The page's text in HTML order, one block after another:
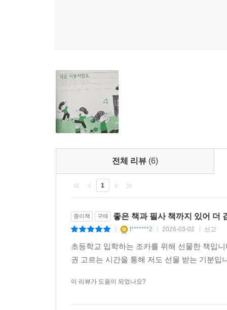
전체 리뷰 (6)
1
종이책 구매 좋은 책과 필사 책까지 있어 더
t*******2 2026-03-02 신고
초등학교 입학하는 조카를 위해 선물한 책입
권 고르는 시간을 통해 저도 선물 받는 기분
이 리뷰가 도움이 되었나요?